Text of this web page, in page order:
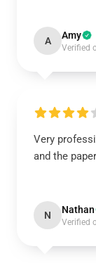
A Amy
Verified
Very
and the
N Nathan
Verified